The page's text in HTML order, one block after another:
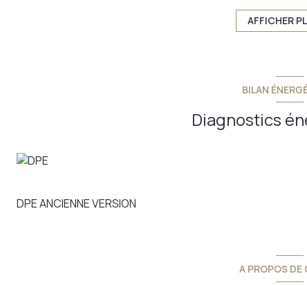
aisément être aménagée selon vos besoins et vos
À rénover entièrement selon votre style de vie et vos
Un atout supplémentaire à ne pas négliger : il est
construire a déjà été déposé. Un plus considérable
Ce bien vous interesse ? recontrons nous !
Les informations sur les risques auxquels ce bien est
AFFICHER
BILAN
Diagnostics
DPE ANCIENNE VERSION
A PROPOS DE